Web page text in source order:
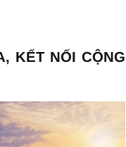
KẾT NỐI CỘNG